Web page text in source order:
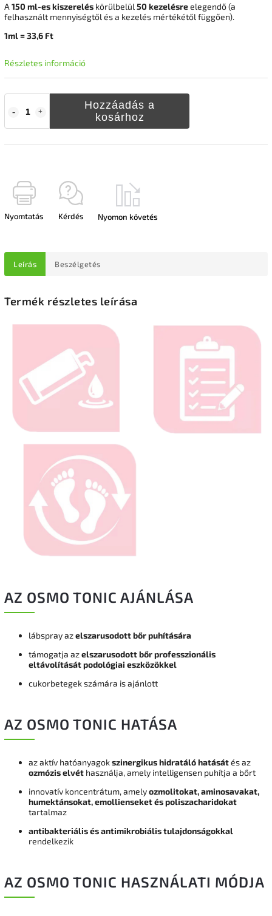
Hozzáadás a
kosárhoz
A 150 ml-es kiszerelés körülbelül 50 kezelésreelegendő (a
felhasznált mennyiségtől és a kezelés mértékétől függően).
1ml = 33,6 Ft
Részletes információ
Nyomtatás Kérdés Nyomon követés
Leírás Beszélgetés
Termék részletes leírása
AZ OSMO TONIC AJÁNLÁSA
lábspray azelszarusodott bőr puhítására
támogatja azelszarusodott bőr professzionális
eltávolítását podológiai eszközökkel
cukorbetegek számára is ajánlott
AZ OSMO TONIC HATÁSA
az aktív hatóanyagokszinergikus hidratáló hatásátés az
ozmózis elvét használja, amely intelligensen puhítja a bőrt
innovatív koncentrátum, amelyozmolitokat, aminosavakat,
humektánsokat, emollienseket és poliszacharidokat
tartalmaz
antibakteriális és antimikrobiális tulajdonságokkal
rendelkezik
AZ OSMO TONIC HASZNÁLATI MÓDJA